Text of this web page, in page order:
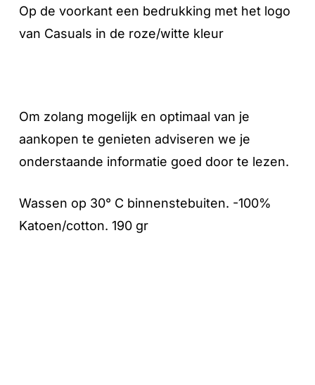
Op de voorkant een bedrukking met het logo
van Casuals in de roze/witte kleur
Om zolang mogelijk en optimaal van je
aankopen te genieten adviseren we je
onderstaande informatie goed door te lezen.
Wassen op 30° C binnenstebuiten. -100%
Katoen/cotton. 190 gr